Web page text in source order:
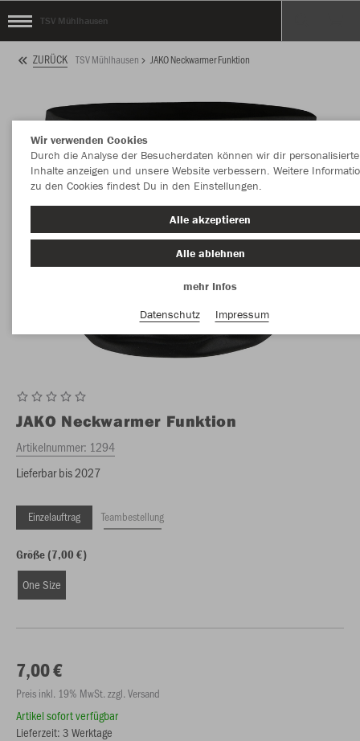
TSV Mühlhausen
ZURÜCK TSV Mühlhausen JAKO Neckwarmer Funktion
JAKO Neckwarmer Funktion
Artikelnummer: 1294
Lieferbar bis 2027
Einzelauftrag Teambestellung
Größe (7,00 €)
One Size
7,00 €
Preis inkl. 19% MwSt. zzgl. Versand
Artikel sofort verfügbar
Lieferzeit: 3 Werktage
Wir verwenden Cookies
Durch die Analyse der Besucherdaten können wir dir personalisierte
Inhalte anzeigen und unsere Website verbessern. Weitere
zu den Cookies findest Du in den Einstellungen.
Alle akzeptieren
Alle ablehnen
mehr Infos
Datenschutz
Impressum